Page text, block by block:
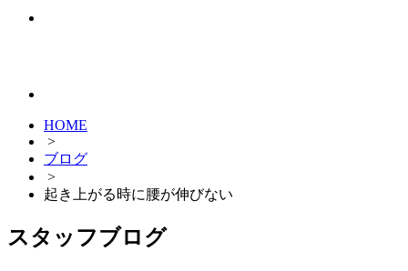
HOME
>
ブログ
>
起き上がる時に腰が伸びない
スタッフブログ